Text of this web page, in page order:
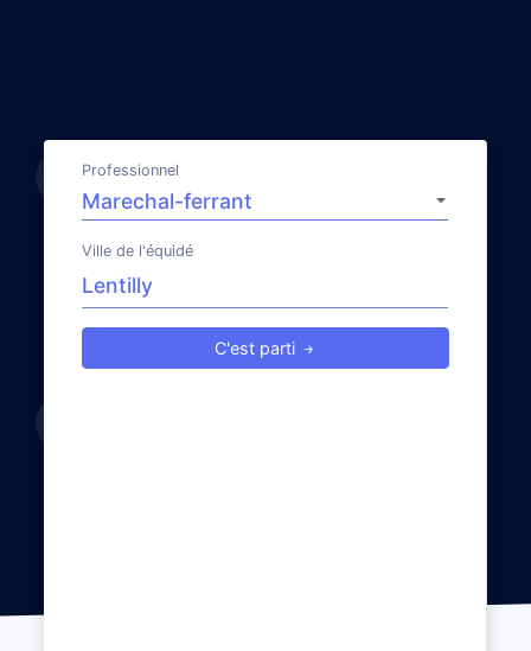
Professionnel
Ville de l'équidé
C'est parti